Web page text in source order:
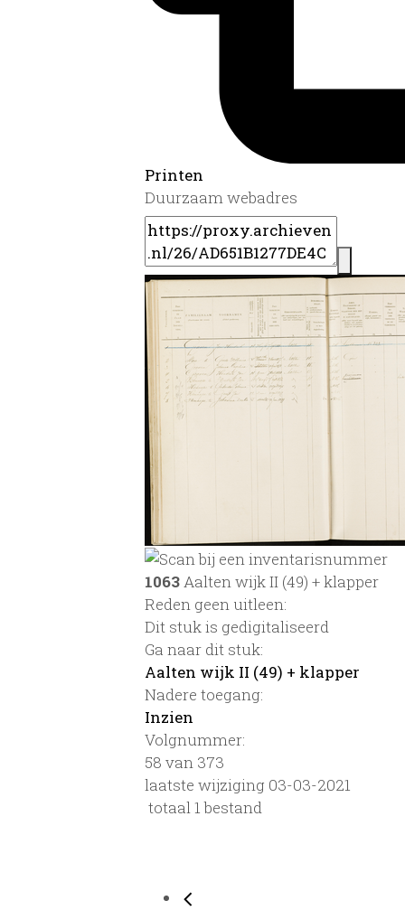
Printen
Duurzaam webadres
1063Aalten wijk II (49) + klapper
Reden geen uitleen:
Dit stuk is gedigitaliseerd
Ga naar dit stuk:
Aalten wijk II (49) + klapper
Nadere toegang:
Inzien
Volgnummer:
58 van 373
laatste wijziging 03-03-2021
totaal 1 bestand